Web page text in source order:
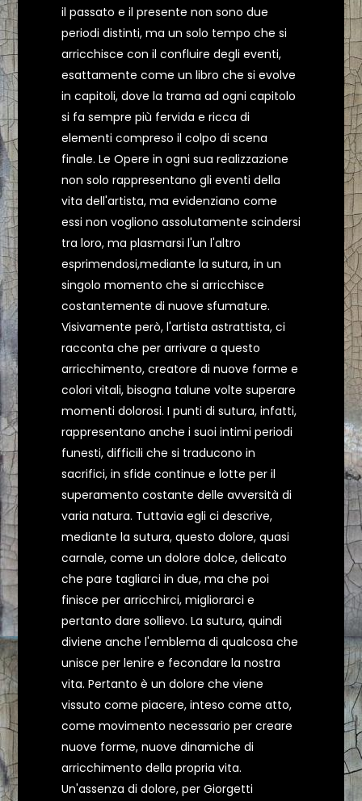
il passato e il presente non sono due
periodi distinti, ma un solo tempo che si
arricchisce con il confluire degli eventi,
esattamente come un libro che si evolve
in capitoli, dove la trama ad ogni capitolo
si fa sempre più fervida e ricca di
elementi compreso il colpo di scena
finale. Le Opere in ogni sua realizzazione
non solo rappresentano gli eventi della
vita dell'artista, ma evidenziano come
essi non vogliono assolutamente scindersi
tra loro, ma plasmarsi l'un l'altro
esprimendosi,mediante la sutura, in un
singolo momento che si arricchisce
costantemente di nuove sfumature.
Visivamente però, l'artista astrattista, ci
racconta che per arrivare a questo
arricchimento, creatore di nuove forme e
colori vitali, bisogna talune volte superare
momenti dolorosi. I punti di sutura, infatti,
rappresentano anche i suoi intimi periodi
funesti, difficili che si traducono in
sacrifici, in sfide continue e lotte per il
superamento costante delle avversità di
varia natura. Tuttavia egli ci descrive,
mediante la sutura, questo dolore, quasi
carnale, come un dolore dolce, delicato
che pare tagliarci in due, ma che poi
finisce per arricchirci, migliorarci e
pertanto dare sollievo. La sutura, quindi
diviene anche l'emblema di qualcosa che
unisce per lenire e fecondare la nostra
vita. Pertanto è un dolore che viene
vissuto come piacere, inteso come atto,
come movimento necessario per creare
nuove forme, nuove dinamiche di
arricchimento della propria vita.
Un'assenza di dolore, per Giorgetti